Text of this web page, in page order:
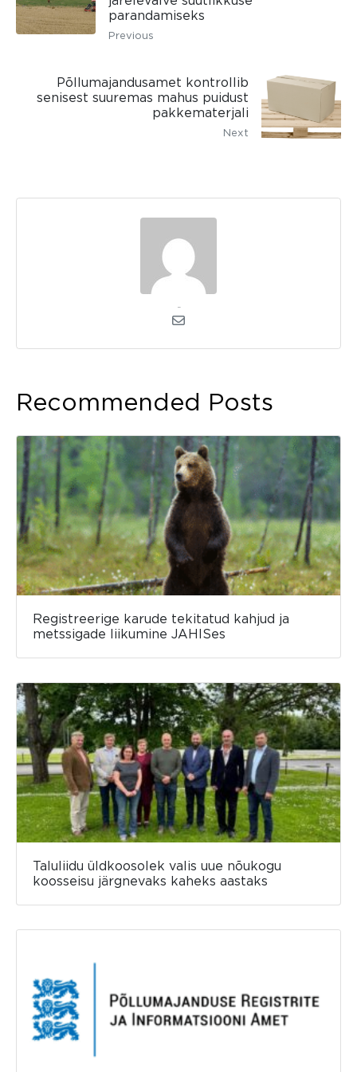
parandamiseks
Previous
Põllumajandusamet kontrollib
senisest suuremas mahus puidust
pakkematerjali
Next
Recommended Posts
Registreerige karude tekitatud kahjud ja
metssigade liikumine JAHISes
Taluliidu üldkoosolek valis uue nõukogu
koosseisu järgnevaks kaheks aastaks